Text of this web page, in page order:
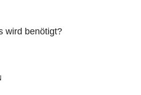
wird benötigt?